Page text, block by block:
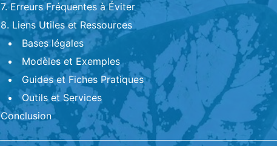
7. Erreurs Fréquentes à Éviter
8. Liens Utiles et Ressources
Bases légales
Modèles et Exemples
Guides et Fiches Pratiques
Outils et Services
Conclusion